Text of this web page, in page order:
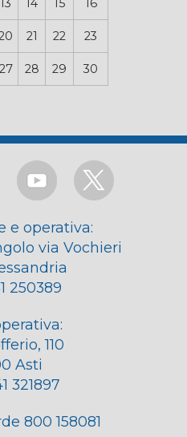
13 14 15 16
21 22 23
27 28 29 30
e operativa:
via Vochieri
250389
110
Asti
321897
800 158081